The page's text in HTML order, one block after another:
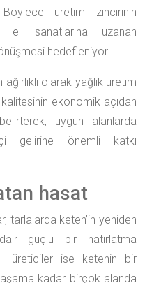
Böylece üretim zincirinin
el sanatlarına uzanan
hedefleniyor.
olarak yağlık üretim
ekonomik açıdan
uygun alanlarda
gelirine önemli katkı
hasat
tarlalarda keten’in yeniden
güçlü bir hatırlatma
üreticiler ise ketenin bir
kadar birçok alanda